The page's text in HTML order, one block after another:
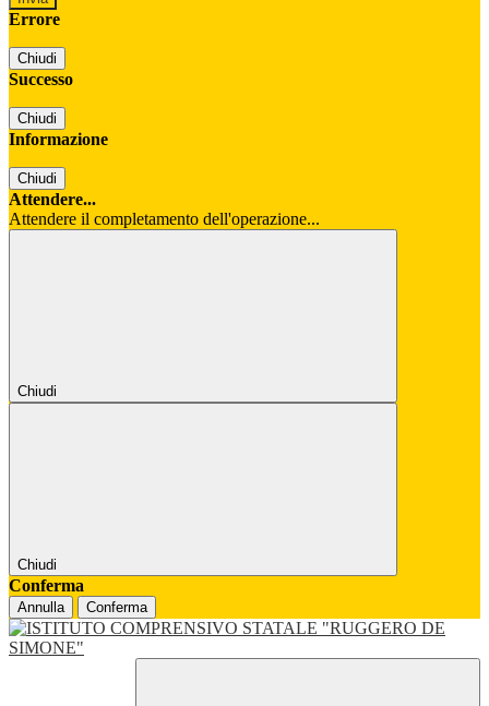
Errore
Chiudi
Successo
Chiudi
Informazione
Chiudi
Attendere...
Attendere il completamento dell'operazione...
Chiudi
Chiudi
Conferma
Annulla Conferma